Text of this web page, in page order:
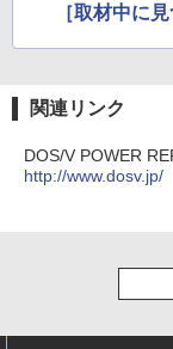
［取材中に
関連リンク
DOS/V POWER
http://www.dosv.jp/